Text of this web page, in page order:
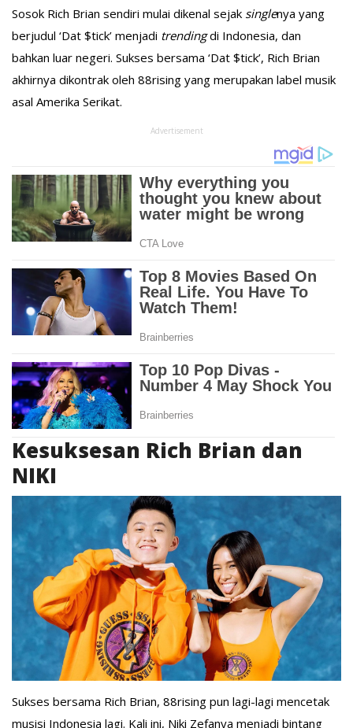
Sosok Rich Brian sendiri mulai dikenal sejak singlenya yang
berjudul ‘Dat $tick’ menjadi trendingdi Indonesia, dan
bahkan luar negeri. Sukses bersama ‘Dat $tick’, Rich Brian
akhirnya dikontrak oleh 88rising yang merupakan label musik
asal Amerika Serikat.
Advertisement
Kesuksesan Rich Brian dan
NIKI
Sukses bersama Rich Brian, 88rising pun lagi-lagi mencetak
musisi Indonesia lagi. Kali ini, Niki Zefanya menjadi bintang